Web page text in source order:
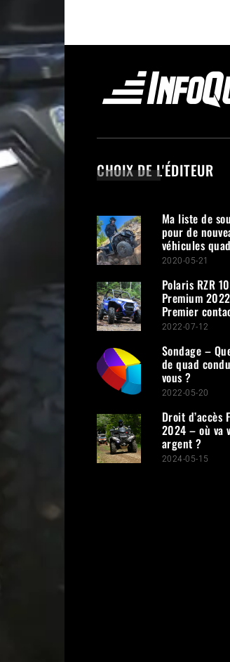
CHOIX DE L'ÉDITEUR
Ma liste de
pour de
véhicules
2020-05-21
Polaris RZR
Premium
Premier
2022-07-12
Sondage –
de quad
vous ?
2022-05-20
Droit d’accès
2024 – où va
argent ?
2024-05-15